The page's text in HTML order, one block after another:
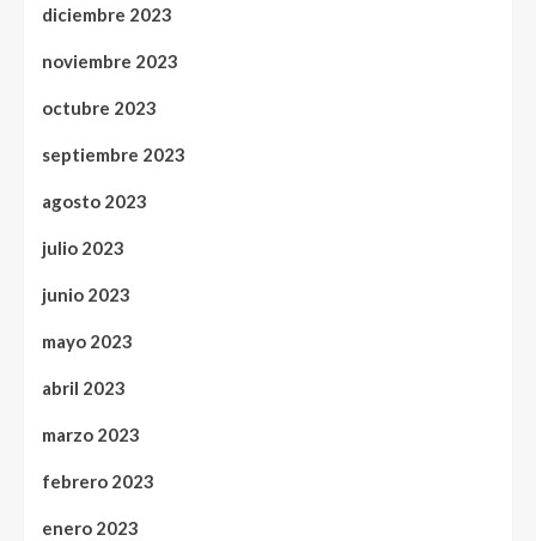
diciembre 2023
noviembre 2023
octubre 2023
septiembre 2023
agosto 2023
julio 2023
junio 2023
mayo 2023
abril 2023
marzo 2023
febrero 2023
enero 2023